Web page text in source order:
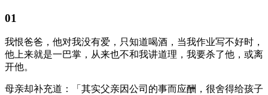
01
我恨爸爸，他对我没有爱，只知道喝酒，当我作业写不好时，
他上来就是一巴掌，从来也不和我讲道理，我要杀了他，或离
开他。
母亲却补充道：「其实父亲因公司的事而应酬，很舍得给孩子